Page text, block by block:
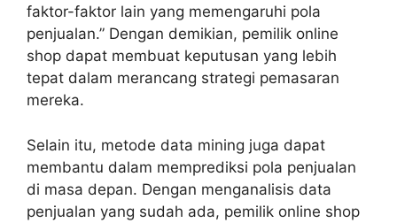
faktor-faktor lain yang memengaruhi pola
penjualan.” Dengan demikian, pemilik online
shop dapat membuat keputusan yang lebih
tepat dalam merancang strategi pemasaran
mereka.
Selain itu, metode data mining juga dapat
membantu dalam memprediksi pola penjualan
di masa depan. Dengan menganalisis data
penjualan yang sudah ada, pemilik online shop